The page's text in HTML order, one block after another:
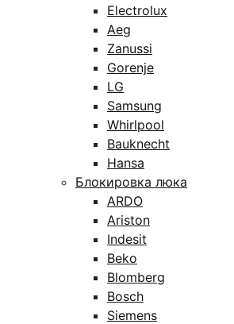
Electrolux
Aeg
Zanussi
Gorenje
LG
Samsung
Whirlpool
Bauknecht
Hansa
Блокировка люка
ARDO
Ariston
Indesit
Beko
Blomberg
Bosch
Siemens